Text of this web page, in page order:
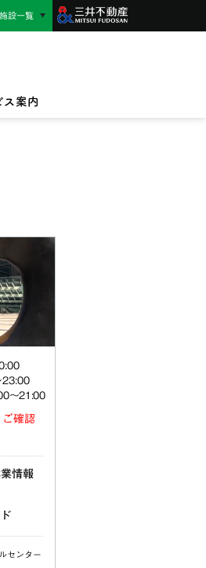
設一覧
サービス案内
東京
23:00
～21:00
ご確認
情報
センター